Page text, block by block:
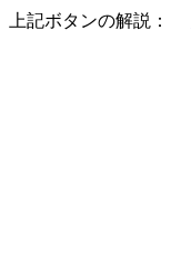
上記ボタンの解説：